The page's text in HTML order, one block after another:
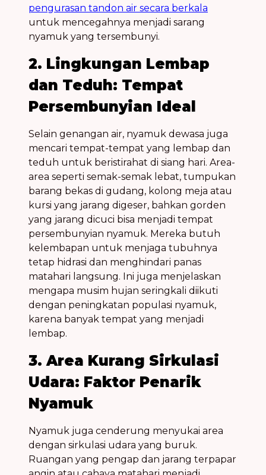
pengurasan tandon air secara berkala
untuk mencegahnya menjadi sarang
nyamuk yang tersembunyi.
2. Lingkungan Lembap
dan Teduh: Tempat
Persembunyian Ideal
Selain genangan air, nyamuk dewasa juga
mencari tempat-tempat yang lembap dan
teduh untuk beristirahat di siang hari. Area-
area seperti semak-semak lebat, tumpukan
barang bekas di gudang, kolong meja atau
kursi yang jarang digeser, bahkan gorden
yang jarang dicuci bisa menjadi tempat
persembunyian nyamuk. Mereka butuh
kelembapan untuk menjaga tubuhnya
tetap hidrasi dan menghindari panas
matahari langsung. Ini juga menjelaskan
mengapa musim hujan seringkali diikuti
dengan peningkatan populasi nyamuk,
karena banyak tempat yang menjadi
lembap.
3. Area Kurang Sirkulasi
Udara: Faktor Penarik
Nyamuk
Nyamuk juga cenderung menyukai area
dengan sirkulasi udara yang buruk.
Ruangan yang pengap dan jarang terpapar